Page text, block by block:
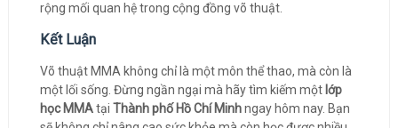
rộng mối quan hệ trong cộng đồng võ thuật.
Kết Luận
Võ thuật MMA không chỉ là một môn thể thao, mà còn là
một lối sống. Đừng ngần ngại mà hãy tìm kiếm một lớp
học MMAtại Thành phố Hồ Chí Minhngay hôm nay. Bạn